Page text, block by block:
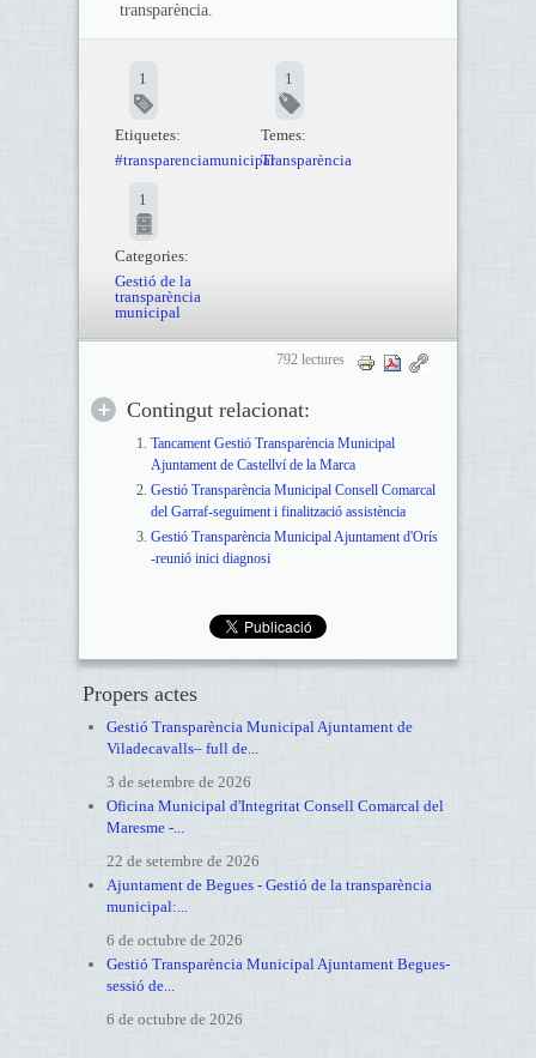
transparència.
1
Etiquetes:
#transparenciamunicipal
1
Temes:
Transparència
1
Categories:
Gestió de la
transparència
municipal
792 lectures
Contingut relacionat:
Tancament Gestió Transparència Municipal
Ajuntament de Castellví de la Marca
Gestió Transparència Municipal Consell Comarcal
del Garraf-seguiment i finalització assistència
Gestió Transparència Municipal Ajuntament d'Orís
-reunió inici diagnosi
Propers actes
Gestió Transparència Municipal Ajuntament de
Viladecavalls– full de...
3 de setembre de 2026
Oficina Municipal d'Integritat Consell Comarcal del
Maresme -...
22 de setembre de 2026
Ajuntament de Begues - Gestió de la transparència
municipal:...
6 de octubre de 2026
Gestió Transparència Municipal Ajuntament Begues-
sessió de...
6 de octubre de 2026